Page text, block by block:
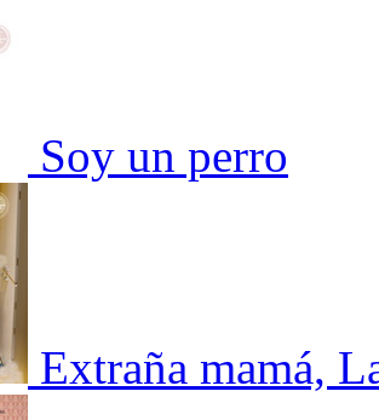
Soy un perro
Extraña mamá,